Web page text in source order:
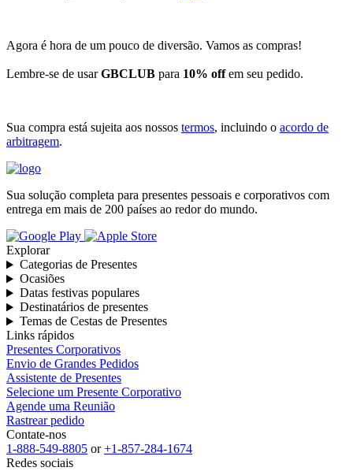
Agora é hora de um pouco de diversão. Vamos as compras!
Lembre-se de usarGBCLUB para 10% offem seu pedido.
Sua compra está sujeita aos nossos termos, incluindo o acordo de
arbitragem.
Sua solução completa para presentes pessoais e corporativos com
entrega em mais de 200 países ao redor do mundo.
Explorar
Categorias de Presentes
Ocasiões
Datas festivas populares
Destinatários de presentes
Temas de Cestas de Presentes
Links rápidos
Presentes Corporativos
Envio de Grandes Pedidos
Assistente de Presentes
Selecione um Presente Corporativo
Agende uma Reunião
Rastrear pedido
Contate-nos
1-888-549-8805 or+1-857-284-1674
Redes sociais